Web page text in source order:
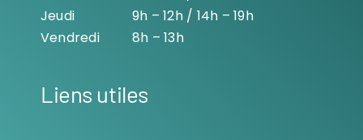
Jeudi
9h – 12h / 14h – 19h
Vendredi
8h – 13h
Liens utiles